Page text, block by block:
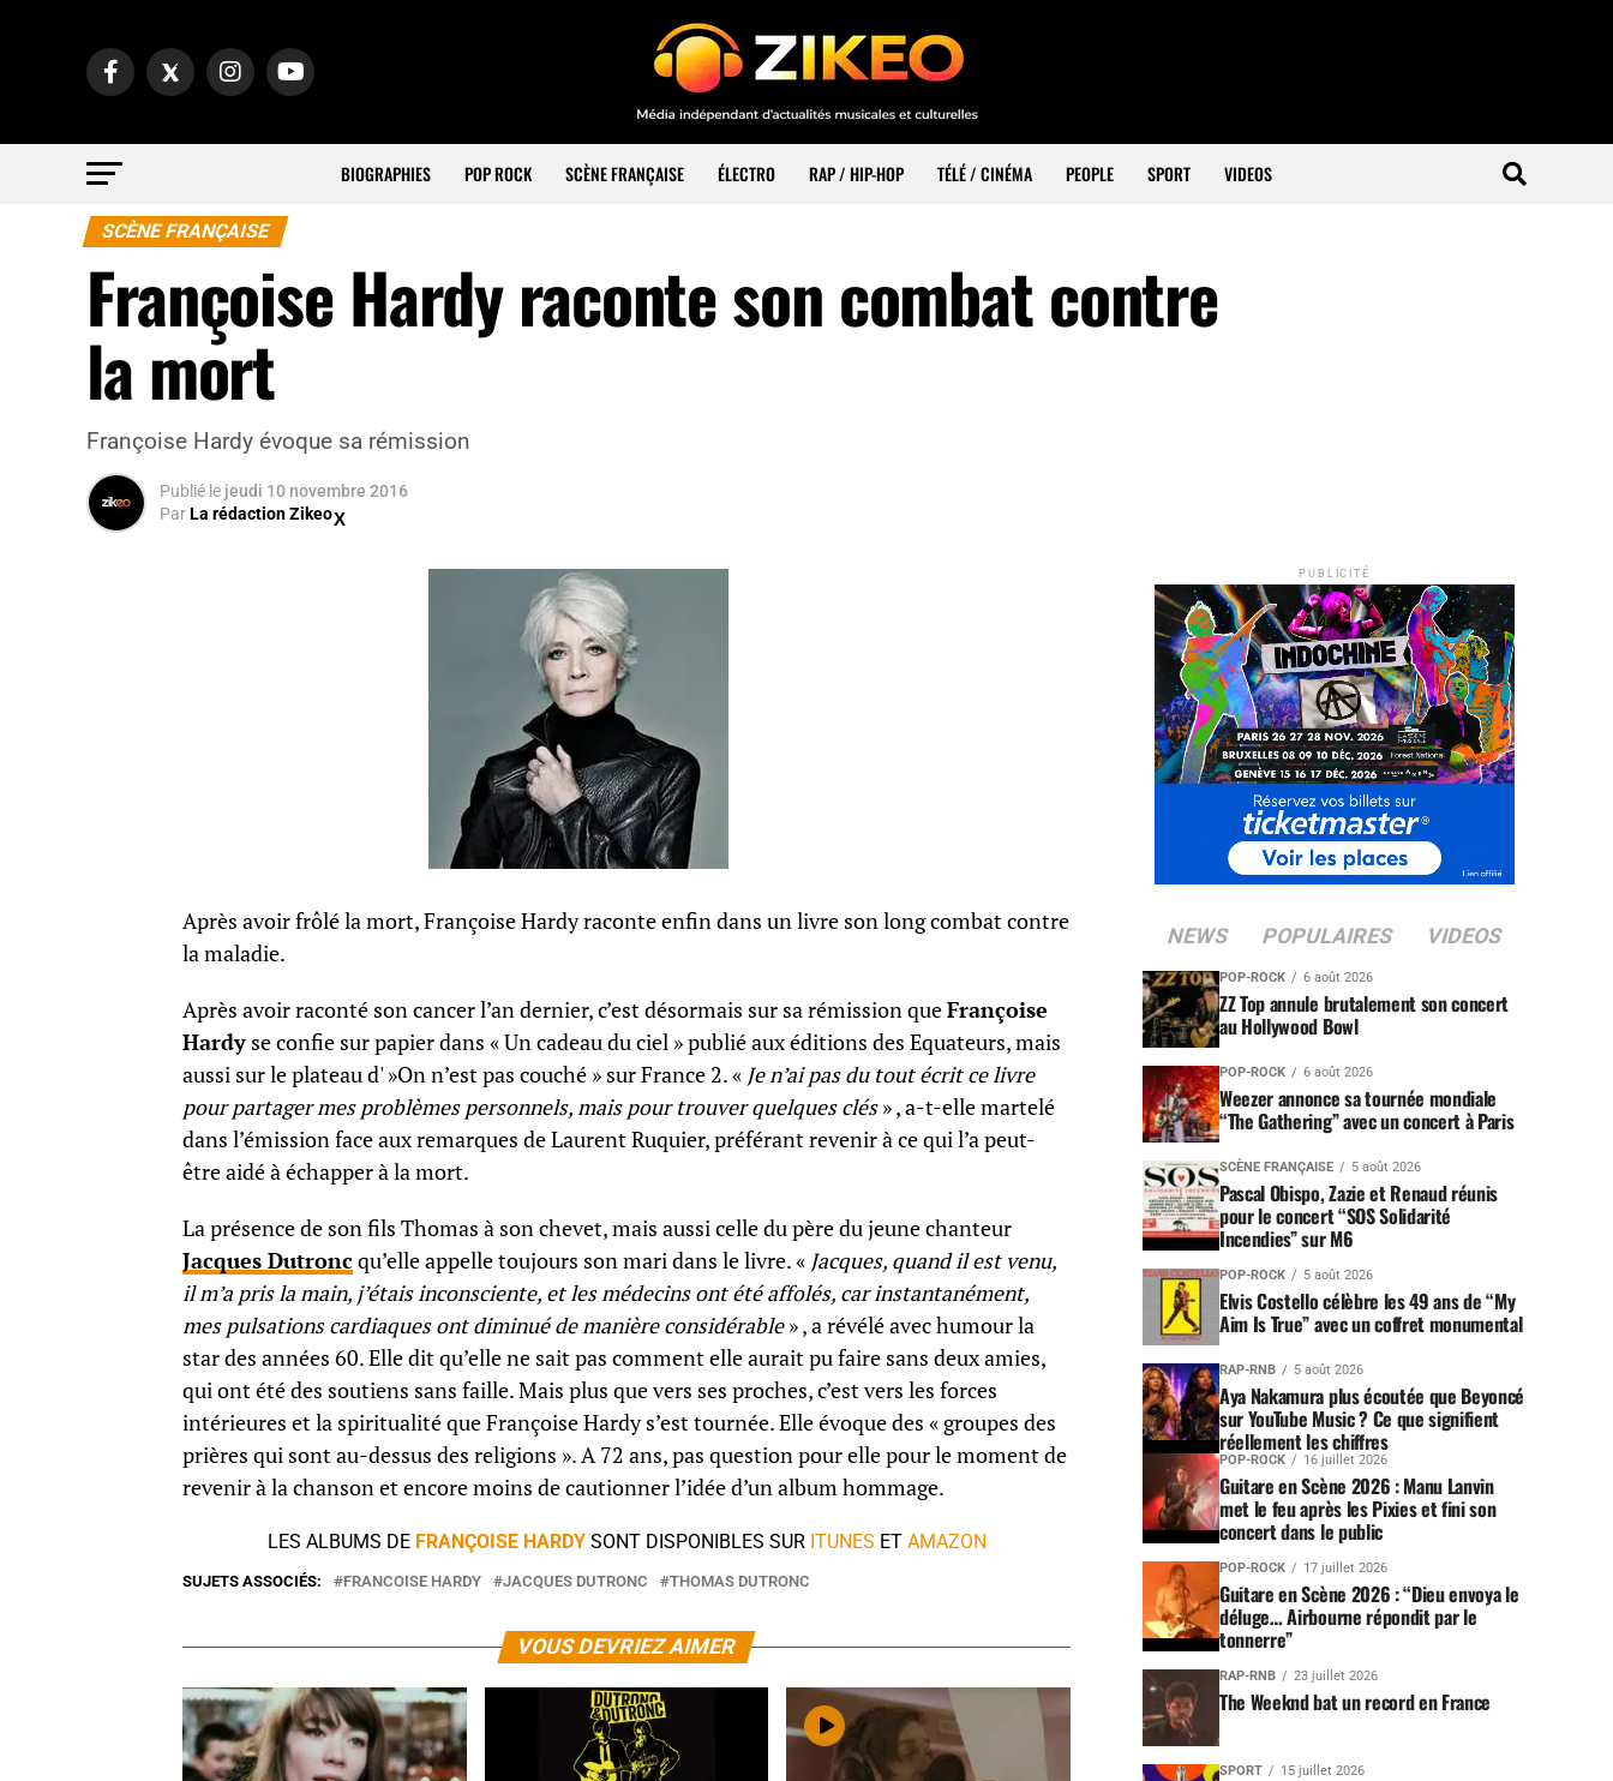
BIOGRAPHIES POP ROCK SCÈNE FRANÇAISE ÉLECTRO RAP / HIP-HOP TÉLÉ / CINÉMA PEOPLE SPORT VIDEOS
SCÈNE FRANÇAISE
Françoise Hardy raconte son combat contre
la mort
Françoise Hardy évoque sa rémission
Publié le jeudi 10 novembre 2016
ParLa rédaction Zikeo
Après avoir frôlé la mort, Françoise Hardy raconte enfin dans un livre son long combat contre
la maladie.
Après avoir raconté son cancer l’an dernier, c’est désormais sur sa rémission queFrançoise
Hardy se confie sur papier dans « Un cadeau du ciel » publié aux éditions des Equateurs, mais
aussi sur le plateau d' »On n’est pas couché » sur France 2. « Je n’ai pas du tout écrit ce livre
pour partager mes problèmes personnels, mais pour trouver quelques clés» , a-t-elle martelé
dans l’émission face aux remarques de Laurent Ruquier, préférant revenir à ce qui l’a peut-
être aidé à échapper à la mort.
La présence de son fils Thomas à son chevet, mais aussi celle du père du jeune chanteur
Jacques Dutronc qu’elle appelle toujours son mari dans le livre. « Jacques, quand il est venu,
il m’a pris la main, j’étais inconsciente, et les médecins ont été affolés, car instantanément,
mes pulsations cardiaques ont diminué de manière considérable» , a révélé avec humour la
star des années 60. Elle dit qu’elle ne sait pas comment elle aurait pu faire sans deux amies,
qui ont été des soutiens sans faille. Mais plus que vers ses proches, c’est vers les forces
intérieures et la spiritualité que Françoise Hardy s’est tournée. Elle évoque des « groupes des
prières qui sont au-dessus des religions ». A 72 ans, pas question pour elle pour le moment de
revenir à la chanson et encore moins de cautionner l’idée d’un album hommage.
LES ALBUMS DE FRANÇOISE HARDYSONT DISPONIBLES SUR ITUNES ET AMAZON
SUJETS ASSOCIÉS: FRANCOISE HARDY JACQUES DUTRONC THOMAS DUTRONC
VOUS DEVRIEZ AIMER
PUBLICITÉ
NEWS POPULAIRES VIDEOS
POP-ROCK 6 août 2026
ZZ Top annule brutalement son concert
au Hollywood Bowl
POP-ROCK 6 août 2026
Weezer annonce sa tournée mondiale
“The Gathering” avec un concert à Paris
SCÈNE FRANÇAISE 5 août 2026
Pascal Obispo, Zazie et Renaud réunis
pour le concert “SOS Solidarité
Incendies” sur M6
POP-ROCK 5 août 2026
Elvis Costello célèbre les 49 ans de “My
Aim Is True” avec un coffret monumental
RAP-RNB 5 août 2026
Aya Nakamura plus écoutée que Beyoncé
sur YouTube Music ? Ce que signifient
réellement les chiffres
POP-ROCK 16 juillet 2026
Guitare en Scène 2026 : Manu Lanvin
met le feu après les Pixies et fini son
concert dans le public
POP-ROCK 17 juillet 2026
Guitare en Scène 2026 : “Dieu envoya le
déluge… Airbourne répondit par le
tonnerre”
RAP-RNB 23 juillet 2026
The Weeknd bat un record en France
SPORT 15 juillet 2026